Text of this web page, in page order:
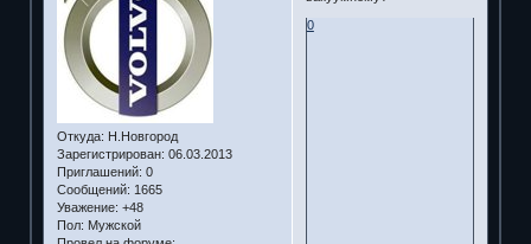
Откуда: Н.Новгород
Зарегистрирован: 06.03.2013
Приглашений: 0
Сообщений: 1665
Уважение: +48
Пол: Мужской
0